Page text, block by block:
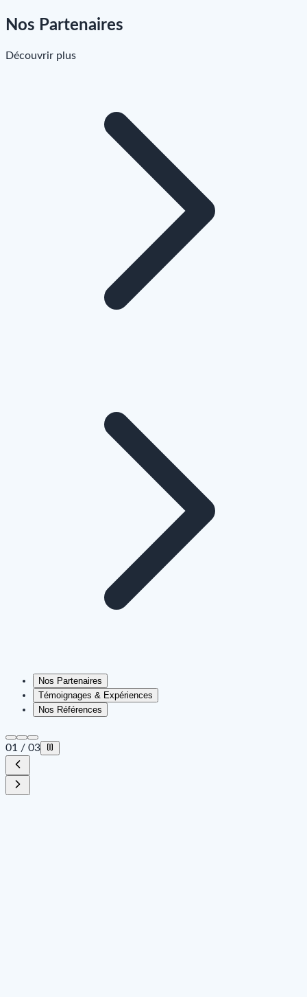
Nos Partenaires
Découvrir plus
Nos Partenaires
Témoignages & Expériences
Nos Références
01 / 03